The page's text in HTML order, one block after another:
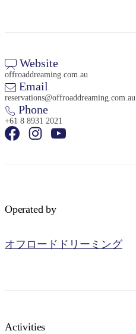
ィ
旅
行
す
る
Website
offroaddreaming.com.au
Email
reservations@offroaddreaming.com.au
Phone
+61 8 8931 2021
Operated by
オフロードドリーミング
Activities